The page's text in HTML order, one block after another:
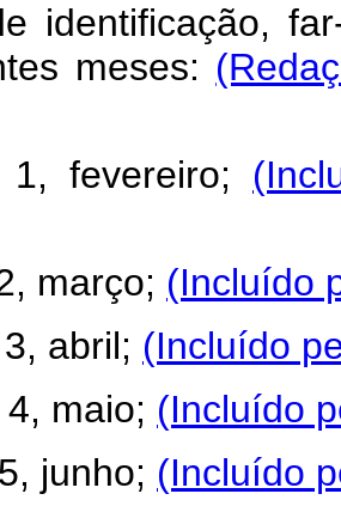
identificação,
meses:
fevereiro;
março; (Incluído
abril; (Incluído
maio; (Incluído
junho; (Incluído